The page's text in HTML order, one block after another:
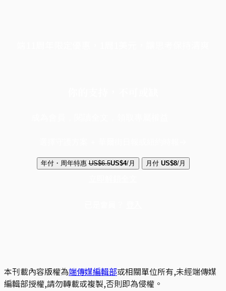
年付・周年特惠 US$6.5US$4/月 月付 US$8/月
本刊載內容版權為端傳媒編輯部或相關單位所有,未經端傳媒
編輯部授權,請勿轉載或複製,否則即為侵權。